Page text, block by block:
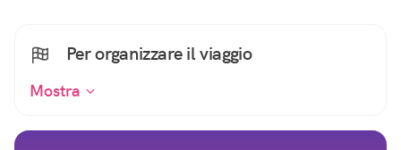
Per organizzare il viaggio
Mostra